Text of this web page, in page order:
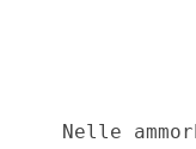
Nelle